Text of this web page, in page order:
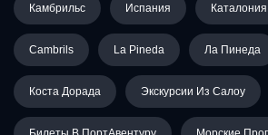
Камбрильс Испания Каталония
Cambrils La Pineda Ла Пинеда
Коста Дорада Экскурсии Из Салоу